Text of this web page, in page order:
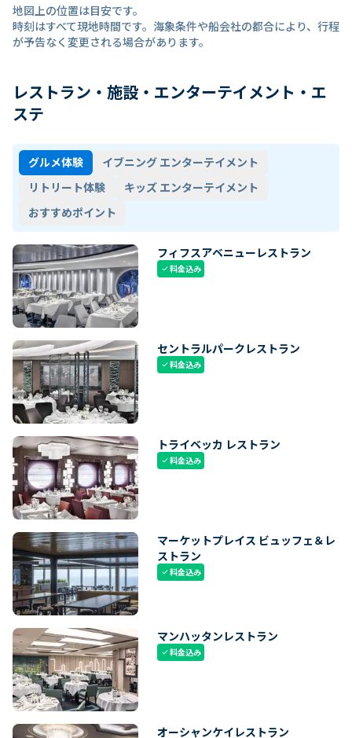
地図上の位置は目安です。
時刻はすべて現地時間です。海象条件や船会社の都合により、行程
が予告なく変更される場合があります。
レストラン・施設・エンターテイメント・エ
ステ
グルメ体験
イブニング エンターテイメント
リトリート体験
キッズ エンターテイメント
おすすめポイント
フィフスアベニューレストラン
check料金込み
セントラルパークレストラン
check料金込み
トライベッカ レストラン
check料金込み
マーケットプレイス ビュッフェ＆レ
ストラン
check料金込み
マンハッタンレストラン
check料金込み
オーシャンケイレストラン